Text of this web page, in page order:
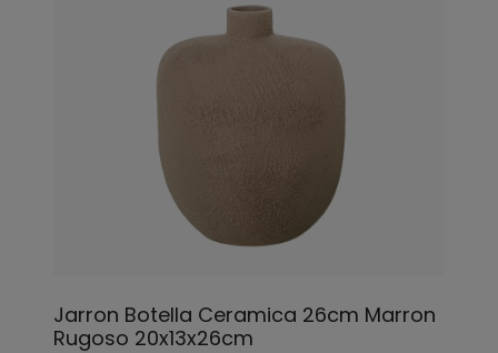
Jarron Botella Ceramica 26cm Marron
Rugoso 20x13x26cm